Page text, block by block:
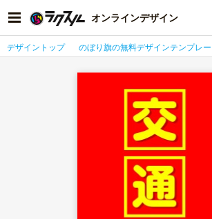
オンラインデザイン
デザイントップ のぼり旗の無料デザインテンプレ